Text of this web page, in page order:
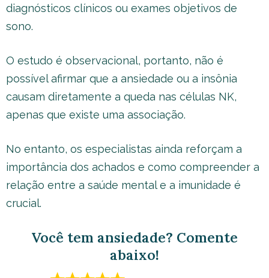
diagnósticos clínicos ou exames objetivos de
sono.
O estudo é observacional, portanto, não é
possível afirmar que a ansiedade ou a insônia
causam diretamente a queda nas células NK,
apenas que existe uma associação.
No entanto, os especialistas ainda reforçam a
importância dos achados e como compreender a
relação entre a saúde mental e a imunidade é
crucial.
Você tem ansiedade? Comente
abaixo!